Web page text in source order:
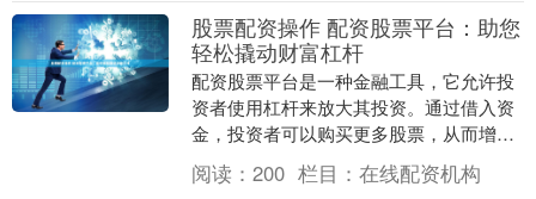
股票配资操作 配资股票平台：助您
轻松撬动财富杠杆
配资股票平台是一种金融工具，它允许投
资者使用杠杆来放大其投资。通过借入资
金，投资者可以购买更多股票，从而增加
其潜在收益。 * **资金倍增：**通过借入资
金，投....
阅读： 200 栏目： 在线配资机构